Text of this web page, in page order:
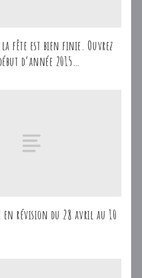
la fête est bien finie. Ouvrez
d’année 2015…
révision du 28 avril au 10